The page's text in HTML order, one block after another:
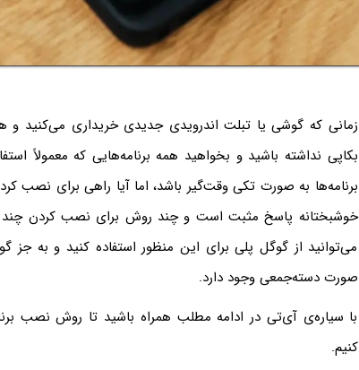
زمانی که گوشی یا تبلت اندرویدی جدیدی خریداری می‌کنید
بکاپی نداشته باشید و بخواهید همه برنامه‌هایی که معمولاً
برنامه‌ها به صورت تکی وقت‌گیر باشد، اما آیا راهی برای نصب
خوشبختانه پاسخ مثبت است و چند روش برای نصب کردن چند
می‌توانید از گوگل پلی برای این منظور استفاده کنید و به جز
صورت دسته‌جمعی وجود دارد.
با سیاره‌ی آی‌تی در ادامه مطلب همراه باشید تا روش نصب
کنیم.